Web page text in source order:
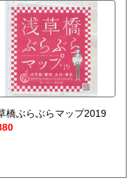
橋ぶらぶらマップ2019